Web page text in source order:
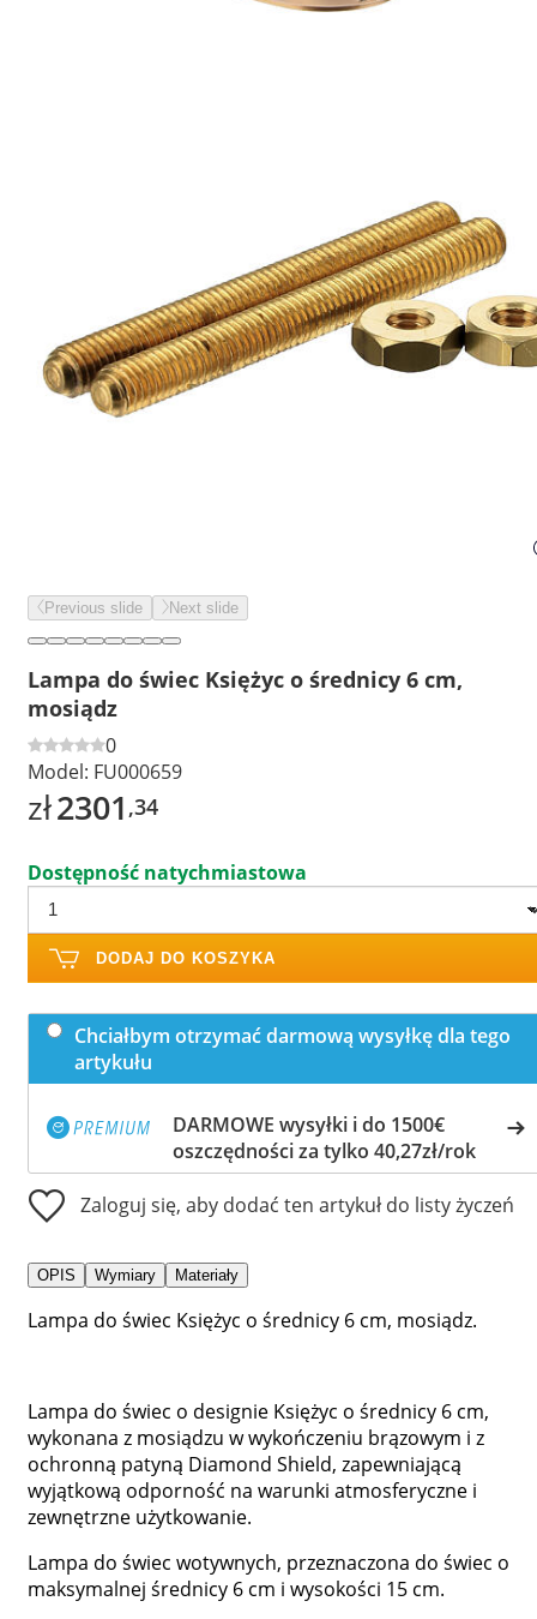
Previous slide Next slide
Lampa do świec Księżyc o średnicy 6 cm,
mosiądz
0
Model: FU000659
zł2301 ,34
Dostępność natychmiastowa
DODAJ DO KOSZYKA
Chciałbym otrzymać darmową wysyłkę dla tego
artykułu
DARMOWE wysyłki i do 1500€
oszczędności za tylko 40,27zł/rok
Zaloguj się, aby dodać ten artykuł do listy życzeń
OPIS Wymiary Materiały
Lampa do świec Księżyc o średnicy 6 cm, mosiądz.
Lampa do świec o designie Księżyc o średnicy 6 cm,
wykonana z mosiądzu w wykończeniu brązowym i z
ochronną patyną Diamond Shield, zapewniającą
wyjątkową odporność na warunki atmosferyczne i
zewnętrzne użytkowanie.
Lampa do świec wotywnych, przeznaczona do świec o
maksymalnej średnicy 6 cm i wysokości 15 cm.